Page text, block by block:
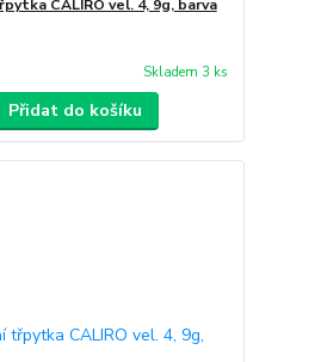
CALIRO vel. 4, 9g, barva
Skladem 3 ks
Přidat do košíku